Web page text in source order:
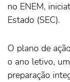
no ENEM,
Estado (SEC).
O plano de
o ano letivo,
preparação